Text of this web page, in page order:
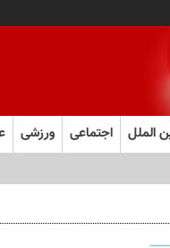
الملل اجتماعی ورزشی
عربستان در یمن